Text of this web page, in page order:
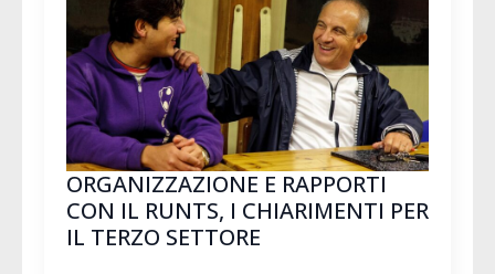
ORGANIZZAZIONE E RAPPORTI
CON IL RUNTS, I CHIARIMENTI PER
IL TERZO SETTORE